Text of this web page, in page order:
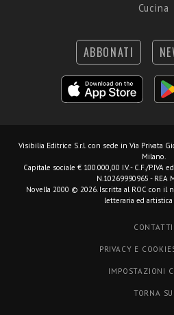
Cucina
ABBONATI
Visibilia Editrice S.r.l. con sede in Via Privata
Milano.
Capitale sociale € 100.000,00 I.V. - C.F./P.IVA
N.10269990965 - REA
Novella 2000 © 2026. Iscritta al ROC con il
letteraria ed
CONTATTI
PRIVACY E
IMPOSTAZIONI
TORNA SU